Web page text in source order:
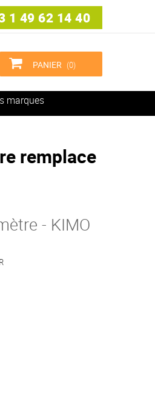
1 49 62 14 40
PANIER (0)
marques
remplace
- KIMO